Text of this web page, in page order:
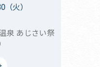
（火）
泉 あじさい祭